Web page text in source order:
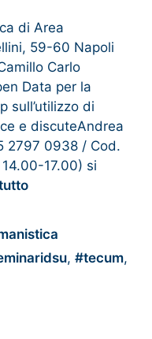
di Area
59-60 Napoli
Carlo
Data per la
sull’utilizzo di
e discuteAndrea
2797 0938 / Cod.
17.00) si
,#tecum,